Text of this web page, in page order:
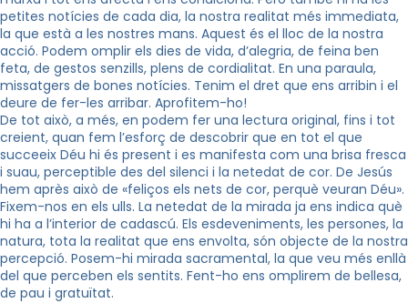
petites notícies de cada dia, la nostra realitat més immediata,
la que està a les nostres mans. Aquest és el lloc de la nostra
acció. Podem omplir els dies de vida, d’alegria, de feina ben
feta, de gestos senzills, plens de cordialitat. En una paraula,
missatgers de bones notícies. Tenim el dret que ens arribin i el
deure de fer-les arribar. Aprofitem-ho!
De tot això, a més, en podem fer una lectura original, fins i tot
creient, quan fem l’esforç de descobrir que en tot el que
succeeix Déu hi és present i es manifesta com una brisa fresca
i suau, perceptible des del silenci i la netedat de cor. De Jesús
hem après això de «feliços els nets de cor, perquè veuran Déu».
Fixem-nos en els ulls. La netedat de la mirada ja ens indica què
hi ha a l’interior de cadascú. Els esdeveniments, les persones, la
natura, tota la realitat que ens envolta, són objecte de la nostra
percepció. Posem-hi mirada sacramental, la que veu més enllà
del que perceben els sentits. Fent-ho ens omplirem de bellesa,
de pau i gratuïtat.